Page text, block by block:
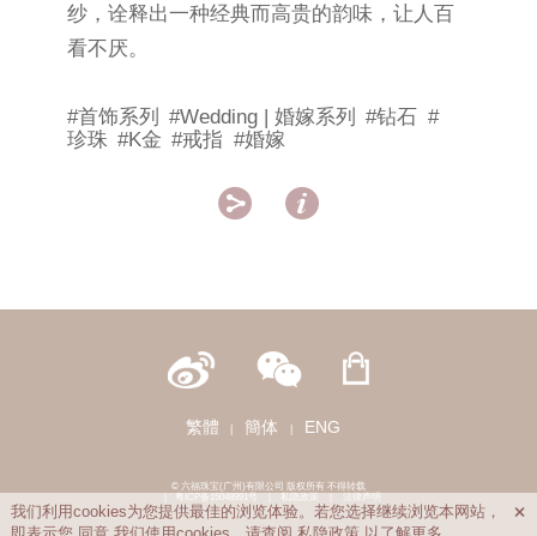
纱，诠释出一种经典而高贵的韵味，让人百
看不厌。
#首饰系列 #Wedding | 婚嫁系列 #钻石 #
珍珠 #K金 #戒指 #婚嫁
 
繁體 簡体 ENG
© 六福珠宝(广州)有限公司 版权所有 不得转载
|
粤ICP备15048991号 | 私隐政策 | 法律声明
我们利用cookies为您提供最佳的浏览体验。若您选择继续浏览本网站，
